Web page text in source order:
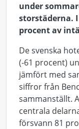
under
storstäderna.
procent av
De svenska
(-61 procent)
jämfört med
siffror från
sammanställt.
centrala
försvann 81